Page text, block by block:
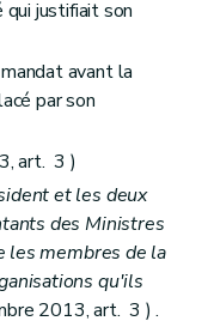
justifiait son
avant la
par son
art. 3 )
et les deux
des Ministres
les membres de la
qu'ils
2013, art. 3 ) .